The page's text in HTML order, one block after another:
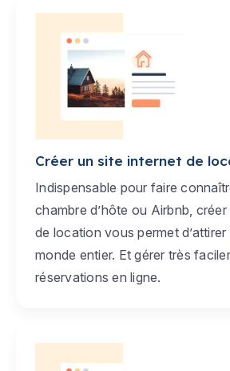
Créer un site internet de
Indispensable pour faire
chambre d’hôte ou Airbnb,
de location vous permet
monde entier. Et gérer très
réservations en ligne.